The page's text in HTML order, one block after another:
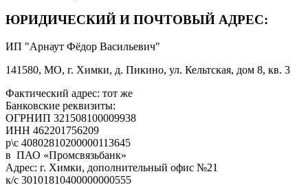
ЮРИДИЧЕСКИЙ И ПОЧТОВЫЙ АДРЕС:
ИП "Арнаут Фёдор Васильевич"
141580, МО, г. Химки, д. Пикино, ул. Кельтская, дом 8, кв. 3
Фактический адрес: тот же
Банковские реквизиты:
ОГРНИП 321508100009938
ИНН 462201756209
р\с 40802810200000113645
в ПАО «Промсвязьбанк»
Адрес: г. Химки, дополнительный офис №21
к/с 30101810400000000555